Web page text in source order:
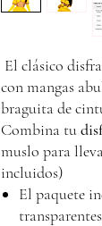
El clásico
con mangas
braguita de
Combina tu
muslo para
incluidos)
El paquete